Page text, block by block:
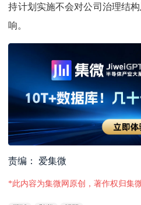
持计划实施不会对公司治理结
响。
责编： 爱集微
*此内容为集微网原创，著作权归集